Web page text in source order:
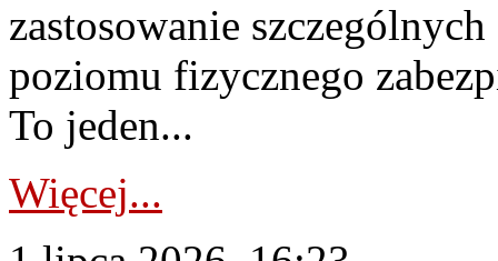
zastosowanie
poziomu fizycznego
To jeden...
Więcej...